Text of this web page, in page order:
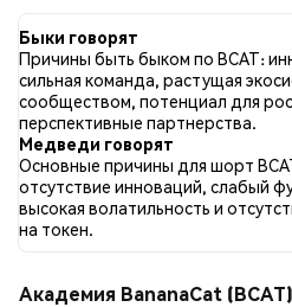
во всех социальных сетях было
опубликовано 0 новостных
твитов имели бычий настрой по
медвежьим настроем по BCAT.
нейтральными по отношению к
на 93 твитах.
Быки говорят
Причины быть быком по BCAT:
сильная команда, растущая
сообществом, потенциал для
перспективные партнерства.
Медведи говорят
Основные причины для шорт
отсутствие инноваций, слабый
высокая волатильность и
на токен.
Академия BananaCat (BCAT)